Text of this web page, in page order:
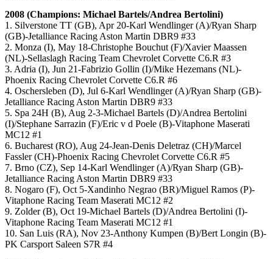
2008 (Champions: Michael Bartels/Andrea Bertolini)
1. Silverstone TT (GB), Apr 20-Karl Wendlinger (A)/Ryan Sharp
(GB)-Jetalliance Racing Aston Martin DBR9 #33
2. Monza (I), May 18-Christophe Bouchut (F)/Xavier Maassen
(NL)-Sellaslagh Racing Team Chevrolet Corvette C6.R #3
3. Adria (I), Jun 21-Fabrizio Gollin (I)/Mike Hezemans (NL)-
Phoenix Racing Chevrolet Corvette C6.R #6
4. Oschersleben (D), Jul 6-Karl Wendlinger (A)/Ryan Sharp (GB)-
Jetalliance Racing Aston Martin DBR9 #33
5. Spa 24H (B), Aug 2-3-Michael Bartels (D)/Andrea Bertolini
(I)/Stephane Sarrazin (F)/Eric v d Poele (B)-Vitaphone Maserati
MC12 #1
6. Bucharest (RO), Aug 24-Jean-Denis Deletraz (CH)/Marcel
Fassler (CH)-Phoenix Racing Chevrolet Corvette C6.R #5
7. Brno (CZ), Sep 14-Karl Wendlinger (A)/Ryan Sharp (GB)-
Jetalliance Racing Aston Martin DBR9 #33
8. Nogaro (F), Oct 5-Xandinho Negrao (BR)/Miguel Ramos (P)-
Vitaphone Racing Team Maserati MC12 #2
9. Zolder (B), Oct 19-Michael Bartels (D)/Andrea Bertolini (I)-
Vitaphone Racing Team Maserati MC12 #1
10. San Luis (RA), Nov 23-Anthony Kumpen (B)/Bert Longin (B)-
PK Carsport Saleen S7R #4